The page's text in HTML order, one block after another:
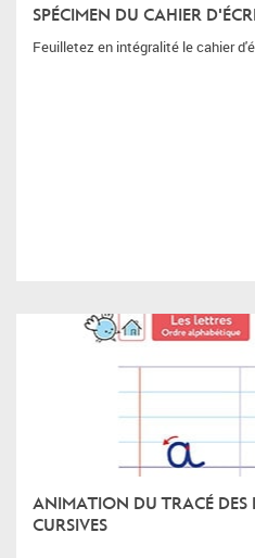
SPÉCIMEN DU CAHIER
Feuilletez en intégralité le cahier
ANIMATION DU TRACÉ DES
CURSIVES